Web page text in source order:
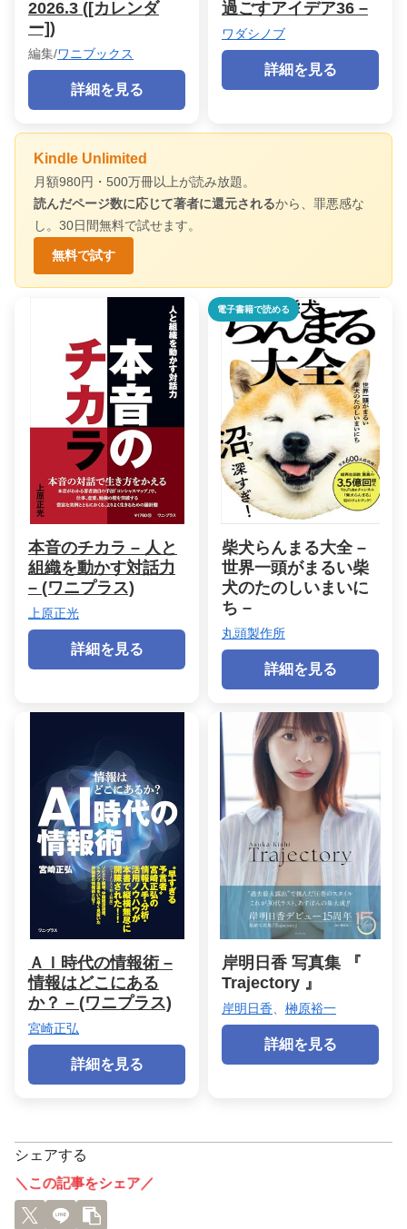
2026.3 ([カレンダ
ー])
編集/ワニブックス
詳細を見る
過ごすアイデア36 –
ワダシノブ
詳細を見る
Kindle Unlimited
月額980円・500万冊以上が読み放題。
読んだページ数に応じて著者に還元されるから、罪悪感な
し。30日間無料で試せます。
無料で試す
本音のチカラ – 人と
組織を動かす対話力
– (ワニプラス)
上原正光
詳細を見る
電子書籍で読める
柴犬らんまる大全 –
世界一頭がまるい柴
犬のたのしいまいに
ち –
丸頭製作所
詳細を見る
ＡＩ時代の情報術 –
情報はどこにある
か？ – (ワニプラス)
宮崎正弘
詳細を見る
岸明日香 写真集 『
Trajectory 』
岸明日香 榊原裕一
詳細を見る
シェアする
＼この記事をシェア／